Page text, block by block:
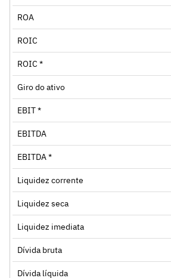
ROA
ROIC
ROIC *
Giro do ativo
EBIT *
EBITDA
EBITDA *
Liquidez corrente
Liquidez seca
Liquidez imediata
Dívida bruta
Dívida líquida